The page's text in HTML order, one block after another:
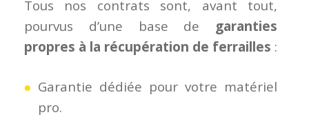
Tous nos contrats sont, avant tout,
pourvus d’une base de garanties
propres à la récupération de ferrailles :
Garantie dédiée pour votre matériel
pro.